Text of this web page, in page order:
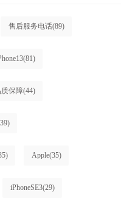
售后服务电话(89)
(81)
保障(44)
Apple(35)
iPhoneSE3(29)